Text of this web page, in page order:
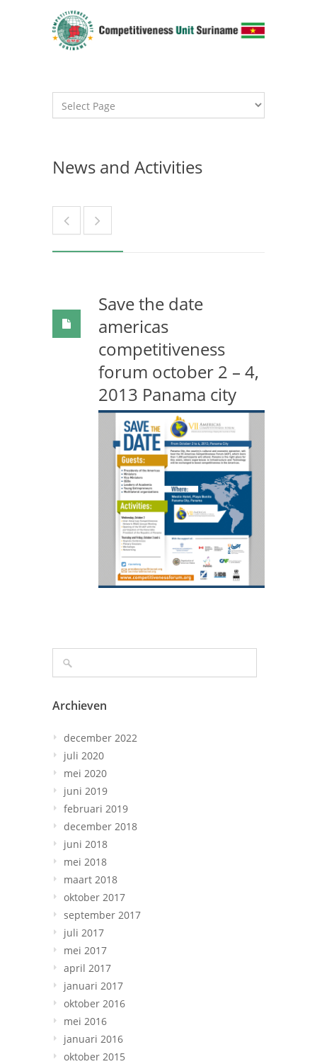
News and Activities
Save the date
americas
competitiveness
forum october 2 – 4,
2013 Panama city
Archieven
december 2022
juli 2020
mei 2020
juni 2019
februari 2019
december 2018
juni 2018
mei 2018
maart 2018
oktober 2017
september 2017
juli 2017
mei 2017
april 2017
januari 2017
oktober 2016
mei 2016
januari 2016
oktober 2015